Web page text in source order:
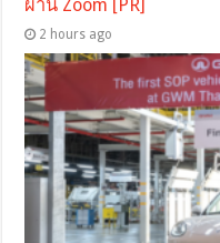
ผ่าน Zoom [PR]
2 hours ago